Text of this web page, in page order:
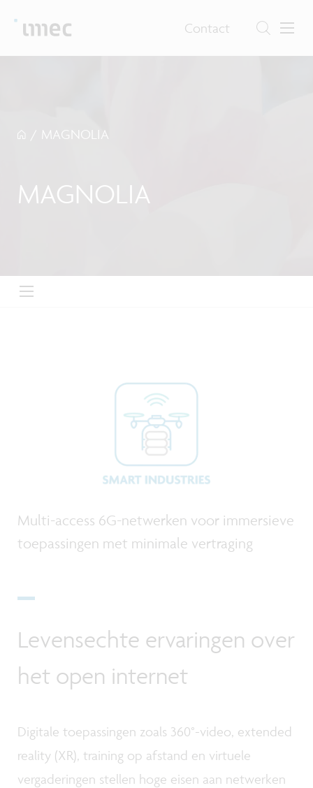
Contact
/ MAGNOLIA
MAGNOLIA
Multi-access 6G-netwerken voor immersieve
toepassingen met minimale vertraging
Levensechte ervaringen over
het open internet
Digitale toepassingen zoals 360°-video, extended
reality (XR), training op afstand en virtuele
vergaderingen stellen hoge eisen aan netwerken